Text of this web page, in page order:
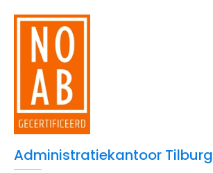
Administratiekantoor Tilburg